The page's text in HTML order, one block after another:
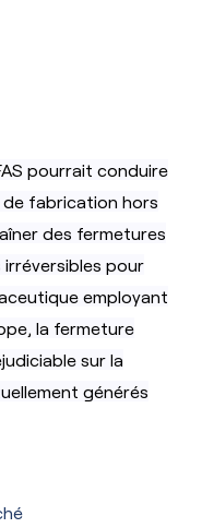
pourrait conduire
fabrication hors
des fermetures
pour
employant
la fermeture
sur la
générés